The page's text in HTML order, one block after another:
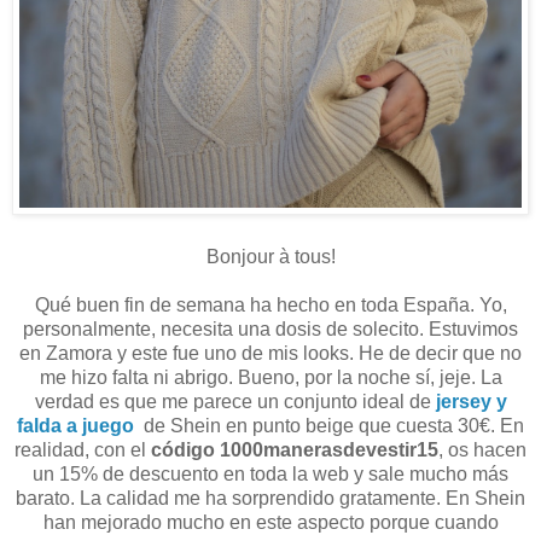
Bonjour à tous!
Qué buen fin de semana ha hecho en toda España. Yo,
personalmente, necesita una dosis de solecito. Estuvimos
en Zamora y este fue uno de mis looks. He de decir que no
me hizo falta ni abrigo. Bueno, por la noche sí, jeje. La
verdad es que me parece un conjunto ideal de jersey y
falda a juego de Shein en punto beige que cuesta 30€. En
realidad, con el código 1000manerasdevestir15, os hacen
un 15% de descuento en toda la web y sale mucho más
barato. La calidad me ha sorprendido gratamente. En Shein
han mejorado mucho en este aspecto porque cuando